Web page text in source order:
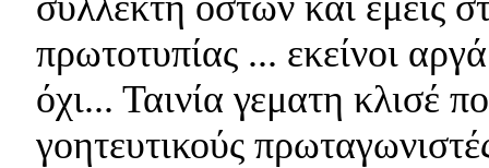
πρωτοτυπίας ... εκείνοι
όχι... Ταινία γεματη κλισέ
γοητευτικούς